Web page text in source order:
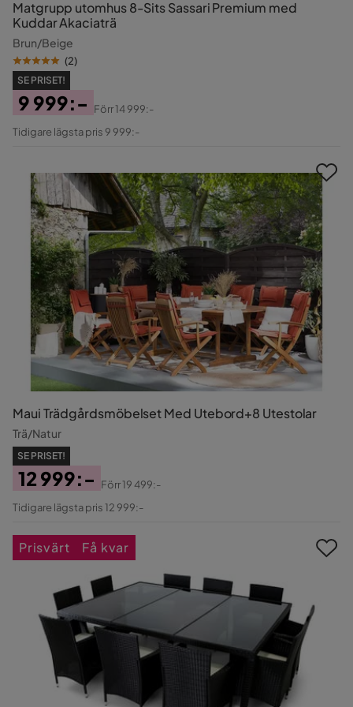
Matgrupp utomhus 8-Sits Sassari Premium med
Kuddar Akaciaträ
Brun/Beige
(2)
SE PRISET!
Pris
9 999:-
Original
Förr14 999:-
Tidigare lägsta pris 9 999:-
Maui Trädgårdsmöbelset Med Utebord+8 Utestolar
Trä/Natur
SE PRISET!
Pris
12 999:-
Original
Förr19 499:-
Tidigare lägsta pris 12 999:-
Prisvärt Få kvar